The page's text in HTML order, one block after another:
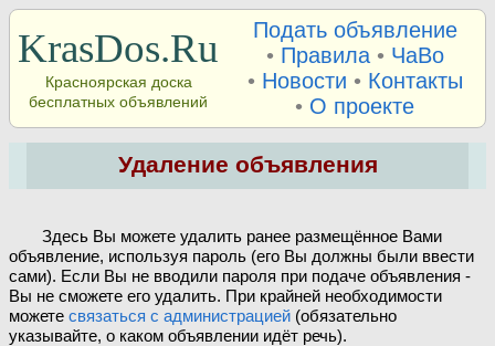
KrasDos.Ru
Красноярская доска
бесплатных объявлений
Подать объявление
• Правила• ЧаВо
• Новости • Контакты
• О проекте
Удаление объявления
Здесь Вы можете удалить ранее размещённое Вами
объявление, используя пароль (его Вы должны были ввести
сами). Если Вы не вводили пароля при подаче объявления -
Вы не сможете его удалить. При крайней необходимости
можете связаться с администрацией(обязательно
указывайте, о каком объявлении идёт речь).